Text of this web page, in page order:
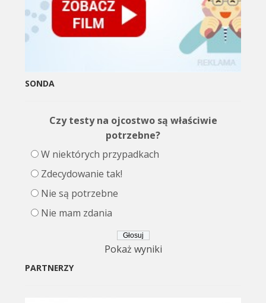
SONDA
Czy testy na ojcostwo są właściwie
potrzebne?
W niektórych przypadkach
Zdecydowanie tak!
Nie są potrzebne
Nie mam zdania
Pokaż wyniki
PARTNERZY